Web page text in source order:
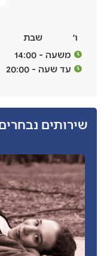
ו׳
שבת
משעה - 14:00
עד שעה - 20:00
שירותים